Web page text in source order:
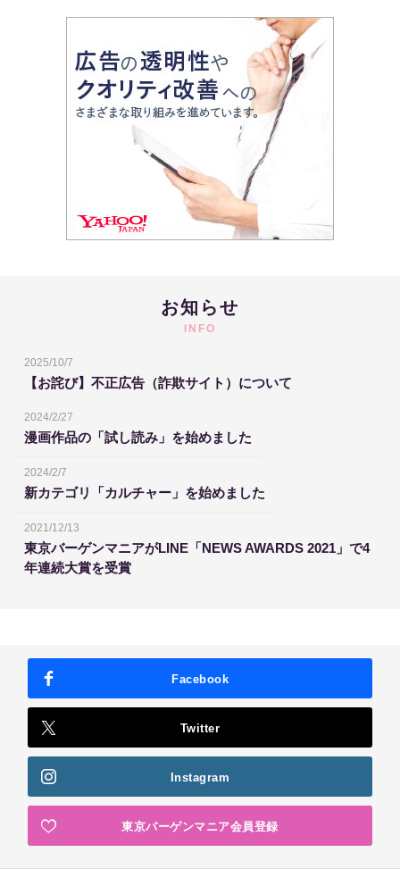
お知らせ
INFO
2025/10/7
【お詫び】不正広告（詐欺サイト）について
2024/2/27
漫画作品の「試し読み」を始めました
2024/2/7
新カテゴリ「カルチャー」を始めました
2021/12/13
東京バーゲンマニアがLINE「NEWS AWARDS 2021」で4
年連続大賞を受賞
Facebook
Twitter
Instagram
東京バーゲンマニア会員登録